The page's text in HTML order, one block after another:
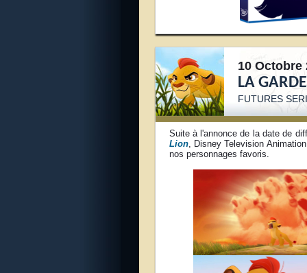
10 Octobre
LA
FUTURES
Suite à l'annonce de la date de
Lion, Disney Television
nos personnages favoris.